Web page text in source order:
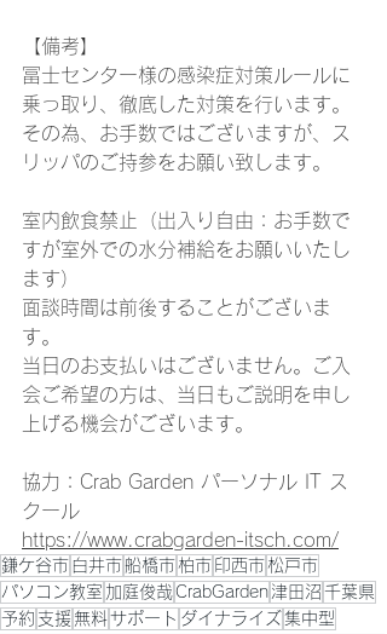
【備考】
冨士センター様の感染症対策ルールに
乗っ取り、徹底した対策を行います。
その為、お手数ではございますが、ス
リッパのご持参をお願い致します。
室内飲食禁止（出入り自由：お手数で
すが室外での水分補給をお願いいたし
ます）
面談時間は前後することがございま
す。
当日のお支払いはございません。ご入
会ご希望の方は、当日もご説明を申し
上げる機会がございます。
協力：Crab Garden パーソナル IT ス
クール
https://www.crabgarden-itsch.com/
鎌ケ谷市 白井市船橋市柏市 印西市松戸市
パソコン教室 加庭俊哉CrabGarden 津田沼 千葉県
予約 支援 無料サポート ダイナライズ 集中型